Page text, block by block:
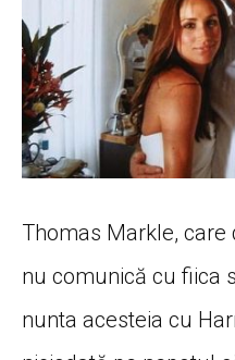
Thomas Markle, care
nu comunică cu fiica
nunta acesteia cu